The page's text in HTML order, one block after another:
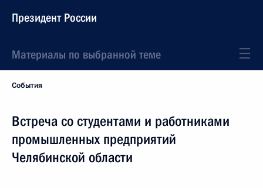
Президент России
Материалы по выбранной теме
События
Встреча со студентами и работниками
промышленных предприятий
Челябинской области